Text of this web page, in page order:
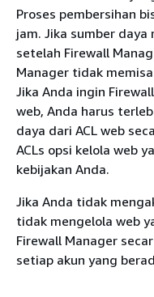
Proses pembersihan
jam. Jika sumber
setelah Firewall
Manager tidak
Jika Anda ingin
web, Anda harus
daya dari ACL web
ACLs opsi kelola web
kebijakan Anda.
Jika Anda tidak
tidak mengelola web
Firewall Manager
setiap akun yang